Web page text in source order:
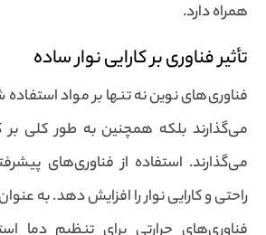
همراه دارد.
تأثیر فناوری بر کارایی نوار ساده
فناوری‌های نوین نه تنها بر مواد استفاده
می‌گذارند بلکه همچنین به طور کلی بر
می‌گذارند. استفاده از فناوری‌های
راحتی و کارایی نوار را افزایش دهد. به